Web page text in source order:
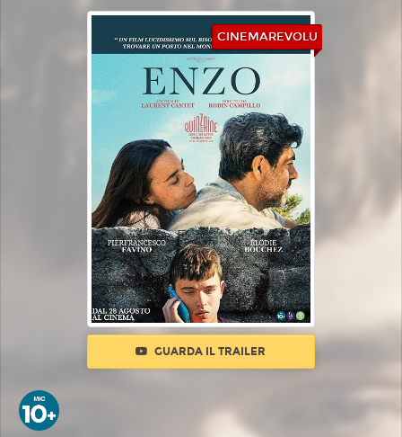
CINEMAREVOLU
GUARDA IL TRAILER